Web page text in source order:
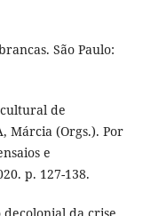
São Paulo:
de
Márcia (Orgs.). Por
e
p. 127-138.